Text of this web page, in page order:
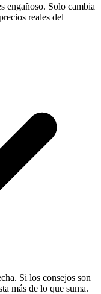
engañoso. Solo cambia
reales del
Si los consejos son
más de lo que suma.